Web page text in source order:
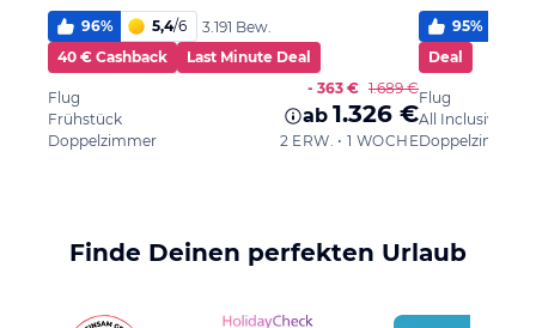
96% 5,4/6
3.191 Bew.
40 € Cashback
Last Minute Deal
Flug
Frühstück
Doppelzimmer
- 363 € 1.689 €
ab 1.326 €
2 ERW. • 1 WOCHE
95%
Deal
Flug
All Inclusive
Doppelzimmer
Finde Deinen perfekten Urlaub